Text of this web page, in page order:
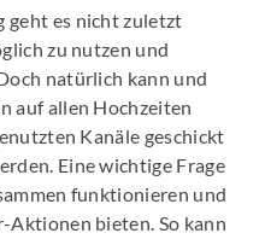
es nicht zuletzt
zu nutzen und
natürlich kann und
auf allen Hochzeiten
Kanäle geschickt
Eine wichtige Frage
funktionieren und
bieten. So kann